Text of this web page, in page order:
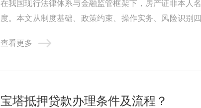
在我国现行法律体系与金融监管框架下，房产证非本人
度。本文从制度基础、政策约束、操作实务、风险识别
查看更多
宝塔抵押贷款办理条件及流程？